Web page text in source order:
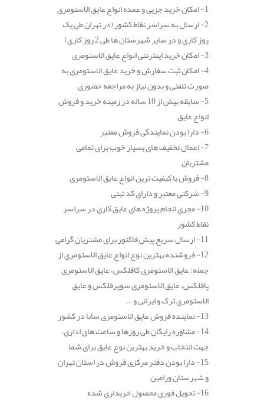
1- امکان خرید جزیی و عمده انواع عایق الاستومری
2- ارسال به سراسر نقاط کشور (در تهران طی یک
روز کاری و در سایر شهرستان ها طی 2 روز کاری)
3- امکان خرید اینترنتی انواع عایق الاستومری
4- امکان ثبت سفارش و خرید عایق الاستومری به
صورت تلفنی و بدون نیاز به مراجعه حضوری
5- سابقه بیش از 10 ساله در زمینه خرید و فروش
انواع عایق
6- دارا بودن نمایندگی فروش معتبر
7- اعمال تخفیف های بسیار خوب برای تمامی
مشتریان
8- فروش با کیفیت ترین انواع عایق الاستومری
9- شرکتی معتبر و دارای کد ثبتی
10- مجری انجام پروژه های عایق کاری در سراسر
نقاط کشور
11- ارسال سریع پیش فاکتور برای مشتریان گرامی
12- فروشنده بهترین نوع انواع عایق الاستومری از
جمله: عایق الاستومری کافلکس، عایق الاستومری
پافلکس، عایق الاستومری سوپرفلکس و عایق
الاستومری ترک و ایرانی و …
13- نماینده فروش عایق الاستومری سانا در کشور
14- مشاوره رایگان طی روزها و ساعت های اداری،
جهت انتخاب و خرید بهترین نوع عایق برای شما
15- دارا بودن دفتر مرکزی فروش در استان تهران
و شهرستان ورامین
16- تحویل فوری محصول خریداری شده